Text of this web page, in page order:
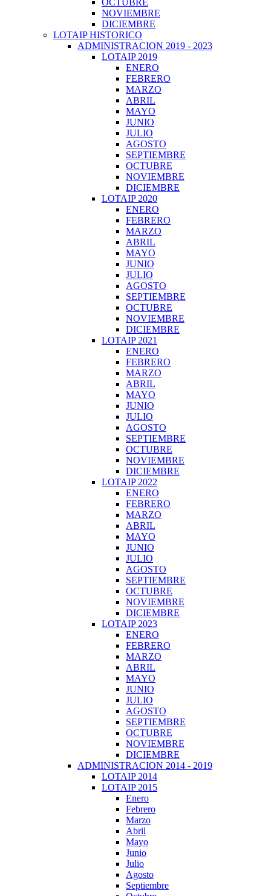
OCTUBRE
NOVIEMBRE
DICIEMBRE
LOTAIP HISTORICO
ADMINISTRACION 2019 - 2023
LOTAIP 2019
ENERO
FEBRERO
MARZO
ABRIL
MAYO
JUNIO
JULIO
AGOSTO
SEPTIEMBRE
OCTUBRE
NOVIEMBRE
DICIEMBRE
LOTAIP 2020
ENERO
FEBRERO
MARZO
ABRIL
MAYO
JUNIO
JULIO
AGOSTO
SEPTIEMBRE
OCTUBRE
NOVIEMBRE
DICIEMBRE
LOTAIP 2021
ENERO
FEBRERO
MARZO
ABRIL
MAYO
JUNIO
JULIO
AGOSTO
SEPTIEMBRE
OCTUBRE
NOVIEMBRE
DICIEMBRE
LOTAIP 2022
ENERO
FEBRERO
MARZO
ABRIL
MAYO
JUNIO
JULIO
AGOSTO
SEPTIEMBRE
OCTUBRE
NOVIEMBRE
DICIEMBRE
LOTAIP 2023
ENERO
FEBRERO
MARZO
ABRIL
MAYO
JUNIO
JULIO
AGOSTO
SEPTIEMBRE
OCTUBRE
NOVIEMBRE
DICIEMBRE
ADMINISTRACION 2014 - 2019
LOTAIP 2014
LOTAIP 2015
Enero
Febrero
Marzo
Abril
Mayo
Junio
Julio
Agosto
Septiembre